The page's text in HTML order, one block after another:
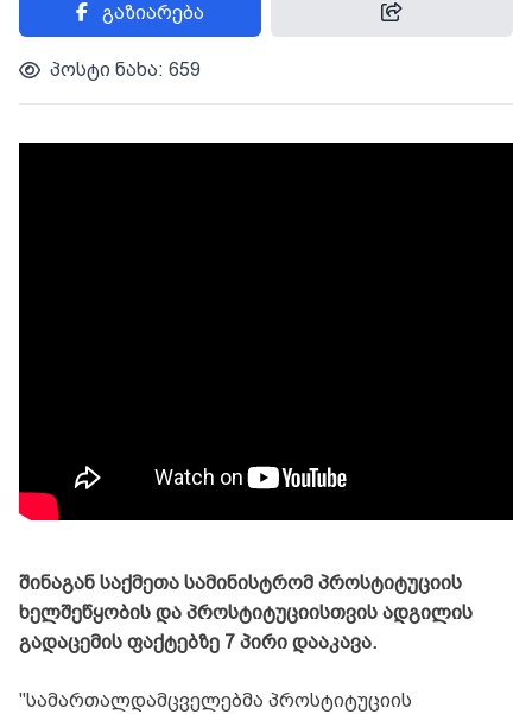
გაზიარება
პოსტი ნახა: 659
შინაგან საქმეთა სამინისტრომ პროსტიტუციის
ხელშეწყობის და პროსტიტუციისთვის ადგილის
გადაცემის ფაქტებზე 7 პირი დააკავა.
"სამართალდამცველებმა პროსტიტუციის